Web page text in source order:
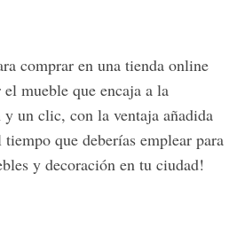
comprar en una tienda online
mueble que encaja a la
un clic, con la ventaja añadida
que deberías emplear para
y decoración en tu ciudad!